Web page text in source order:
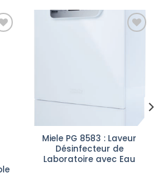
Miele PG 8583 : Laveur
Désinfecteur de
Laboratoire avec Eau